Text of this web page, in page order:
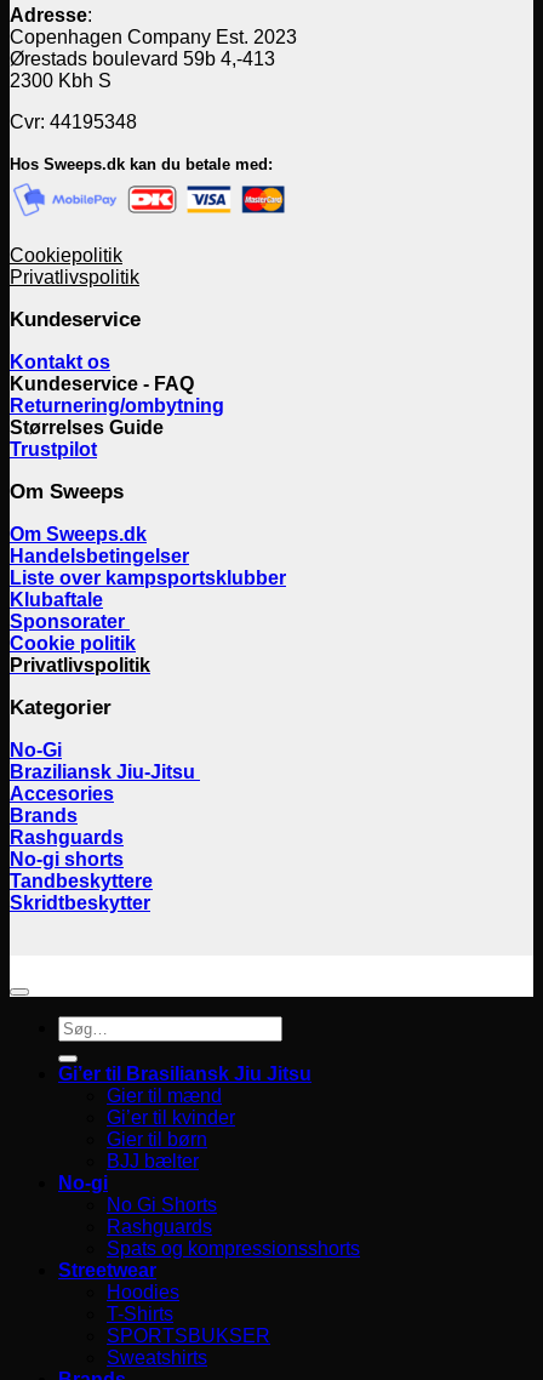
Adresse:
Copenhagen Company Est. 2023
Ørestads boulevard 59b 4,-413
2300 Kbh S
Cvr: 44195348
Hos Sweeps.dk kan du betale med:
Cookiepolitik
Privatlivspolitik
Kundeservice
Kontakt os
Kundeservice - FAQ
Returnering/ombytning
Størrelses Guide
Trustpilot
Om Sweeps
Om Sweeps.dk
Handelsbetingelser
Liste over kampsportsklubber
Klubaftale
Sponsorater
Cookie politik
Privatlivspolitik
Kategorier
No-Gi
Braziliansk Jiu-Jitsu
Accesories
Brands
Rashguards
No-gi shorts
Tandbeskyttere
Skridtbeskytter
Søg
efter:
Gi’er til Brasiliansk Jiu Jitsu
Gier til mænd
Gi’er til kvinder
Gier til børn
BJJ bælter
No-gi
No Gi Shorts
Rashguards
Spats og kompressionsshorts
Streetwear
Hoodies
T-Shirts
SPORTSBUKSER
Sweatshirts